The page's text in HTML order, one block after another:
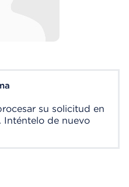
su solicitud en
Inténtelo de nuevo